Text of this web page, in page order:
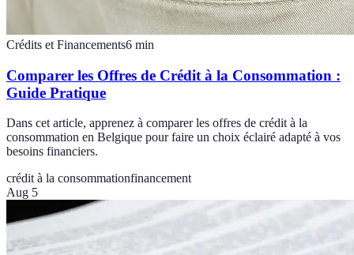
Crédits et Financements6 min
Comparer les Offres de Crédit à la Consommation :
Guide Pratique
Dans cet article, apprenez à comparer les offres de crédit à la
consommation en Belgique pour faire un choix éclairé adapté à vos
besoins financiers.
crédit à la consommationfinancement
Aug 5